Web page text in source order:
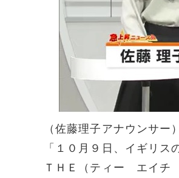
（佐藤理子アナウンサー）
「１０月９日、イギリ
ＴＨＥ（ティー エイチ